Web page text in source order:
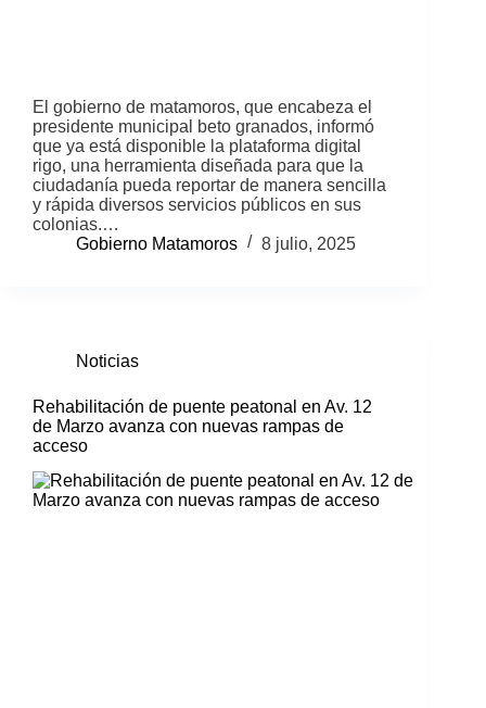
El gobierno de matamoros, que encabeza el
presidente municipal beto granados, informó
que ya está disponible la plataforma digital
rigo, una herramienta diseñada para que la
ciudadanía pueda reportar de manera sencilla
y rápida diversos servicios públicos en sus
colonias.…
Gobierno Matamoros
8 julio, 2025
Noticias
Rehabilitación de puente peatonal en Av. 12
de Marzo avanza con nuevas rampas de
acceso